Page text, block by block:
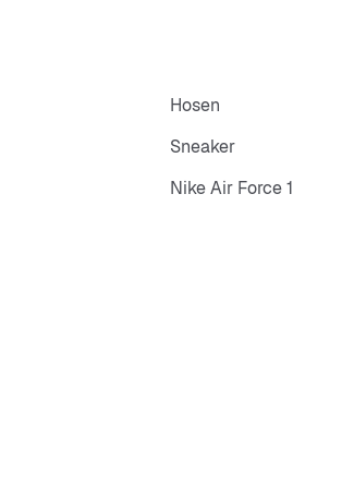
Hosen
Sneaker
Nike Air Force 1